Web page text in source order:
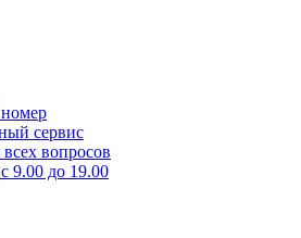
сервис
вопросов
9.00 до 19.00